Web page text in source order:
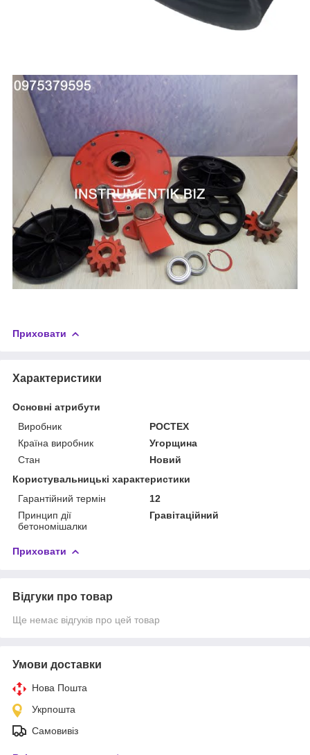
Приховати
Характеристики
Основні атрибути
Виробник
РОСТЕХ
Країна виробник
Угорщина
Стан
Новий
Користувальницькі характеристики
Гарантійний термін
12
Принцип дії
бетономішалки
Гравітаційний
Приховати
Відгуки про товар
Ще немає відгуків про цей товар
Умови доставки
Нова Пошта
Укрпошта
Самовивіз